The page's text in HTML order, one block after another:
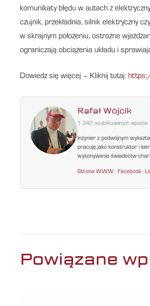
komunikaty błędu w autach z
czujnik, przekładnia, silnik elektryczny
w skrajnym położeniu, ostrożne
ograniczają obciążenia układu i
Dowiedz się więcej – Kliknij tutaj:
Rafał Wójcik
1 342 opublikowanych wpisów
Inżynier z podwójnym
pracuję jako konstruktor i
wykonywania świadectw
Strona WWW ·Facebook ·
Powiązane